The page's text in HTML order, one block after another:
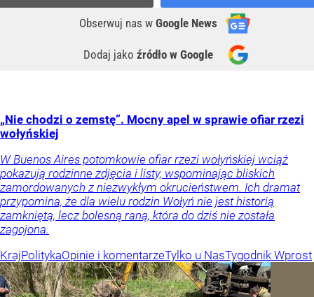
Obserwuj nas w Google News
Dodaj jako źródło w Google
„Nie chodzi o zemstę”. Mocny apel w sprawie ofiar rzezi
wołyńskiej
W Buenos Aires potomkowie ofiar rzezi wołyńskiej wciąż
pokazują rodzinne zdjęcia i listy, wspominając bliskich
zamordowanych z niezwykłym okrucieństwem. Ich dramat
przypomina, że dla wielu rodzin Wołyń nie jest historią
zamkniętą, lecz bolesną raną, która do dziś nie została
zagojona.
KrajPolitykaOpinie i komentarzeTylko u NasTygodnik Wprost